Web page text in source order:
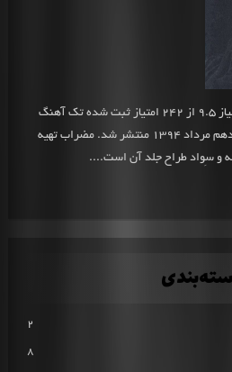
آیینه از دیگرد و رضمیانگین امتیاز 9.5 از 242 امتیاز ثبت شده تک آهنگ
آیینه از دیگرد و رض در تاریخ دهم مرداد 1394 منتشر شد. مضراب تهیه
و سِواد طراح جلد آن است....
2
8